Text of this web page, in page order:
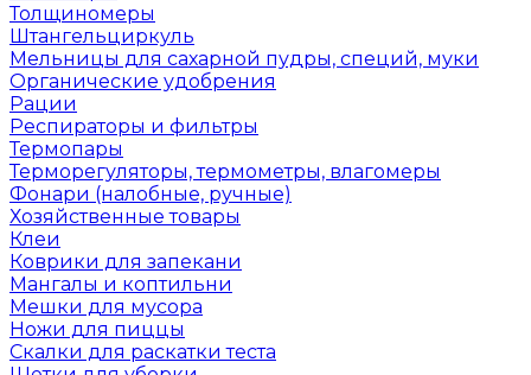
Толщиномеры
Штангельциркуль
Мельницы для сахарной пудры, специй, муки
Органические удобрения
Рации
Респираторы и фильтры
Термопары
Терморегуляторы, термометры, влагомеры
Фонари (налобные, ручные)
Хозяйственные товары
Клеи
Коврики для запекани
Мангалы и коптильни
Мешки для мусора
Ножи для пиццы
Скалки для раскатки теста